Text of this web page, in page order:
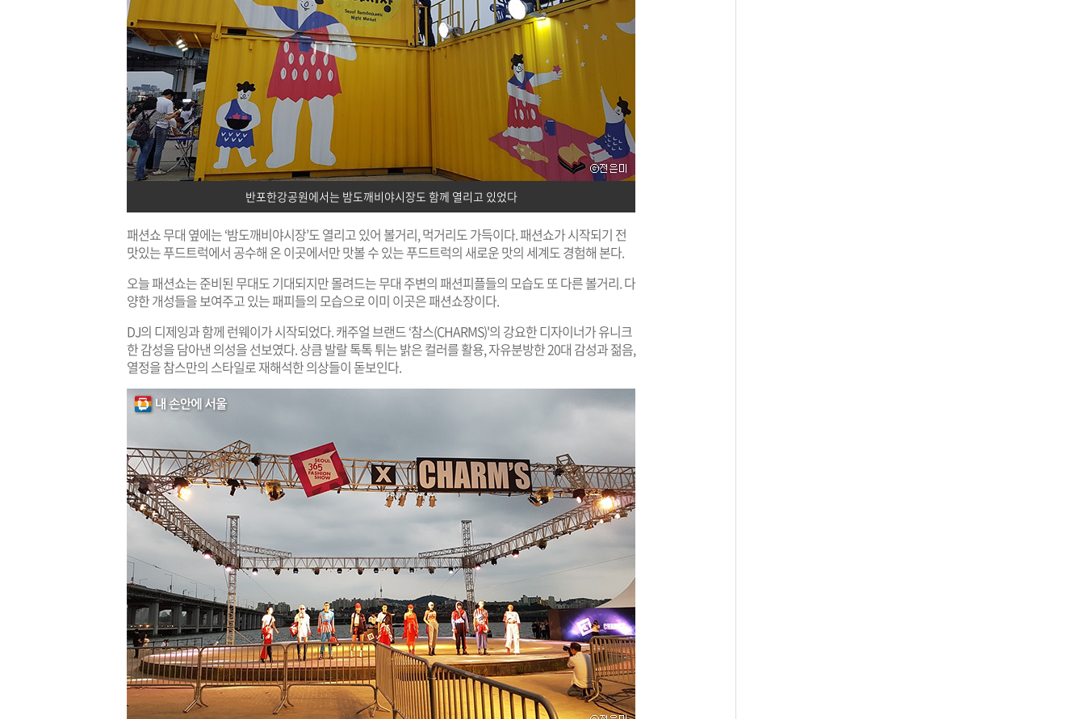
반포한강공원에서는 밤도깨비야시장도 함께 열리고 있었다
패션쇼 무대 옆에는 ‘밤도깨비야시장’도 열리고 있어 볼거리, 먹거리도 가득이다. 패션쇼가 시작되기 전
맛있는 푸드트럭에서 공수해 온 이곳에서만 맛볼 수 있는 푸드트럭의 새로운 맛의 세계도 경험해 본다.
오늘 패션쇼는 준비된 무대도 기대되지만 몰려드는 무대 주변의 패션피플들의 모습도 또 다른 볼거리. 다
양한 개성들을 보여주고 있는 패피들의 모습으로 이미 이곳은 패션쇼장이다.
DJ의 디제잉과 함께 런웨이가 시작되었다. 캐주얼 브랜드 ‘참스(CHARMS)'의 강요한 디자이너가 유니크
한 감성을 담아낸 의성을 선보였다. 상큼 발랄 톡톡 튀는 밝은 컬러를 활용, 자유분방한 20대 감성과 젊음,
열정을 참스만의 스타일로 재해석한 의상들이 돋보인다.